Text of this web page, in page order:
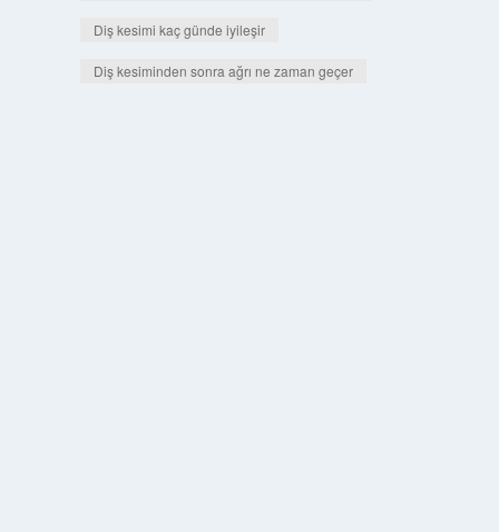
Diş kesimi kaç günde iyileşir
Diş kesiminden sonra ağrı ne zaman geçer